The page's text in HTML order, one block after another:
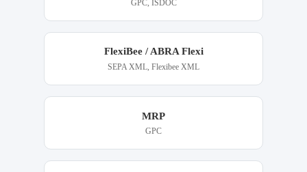
GPC, ISDOC
FlexiBee / ABRA Flexi
SEPA XML, Flexibee XML
MRP
GPC